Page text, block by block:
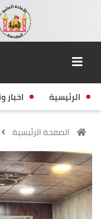
الرئيسية
الصفحة الرئيسية